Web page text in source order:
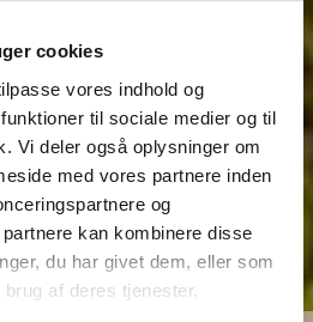
cookies
vores indhold og
til sociale medier og til
Vi deler også oplysninger om
med vores partnere inden
og
kan kombinere disse
du har givet dem, eller som
af deres tjenester.